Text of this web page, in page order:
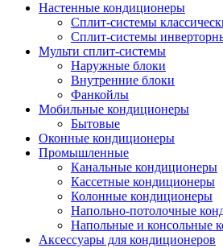
Настенные кондиционеры
Сплит-системы
Сплит-системы
Мульти сплит-системы
Наружные блоки
Внутренние блоки
Фанкойлы
Мобильные кондиционеры
Бытовые
Оконные кондиционеры
Промышленные
Канальные кондиционеры
Кассетные кондиционеры
Колонные кондиционеры
Напольно-потолочные
Напольные и консольные
Аксессуары для кондиционеров